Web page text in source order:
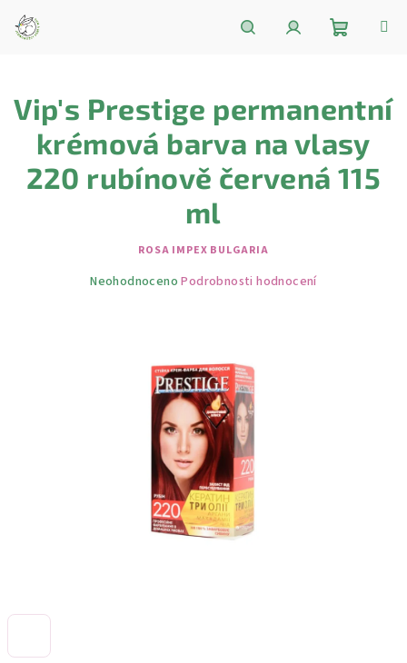
obsah
košík
Vip's Prestige permanentní
krémová barva na vlasy
220 rubínově červená 115
ml
ROSA IMPEX BULGARIA
Průměrné
hvězdiček.
Neohodnoceno Podrobnosti hodnocení